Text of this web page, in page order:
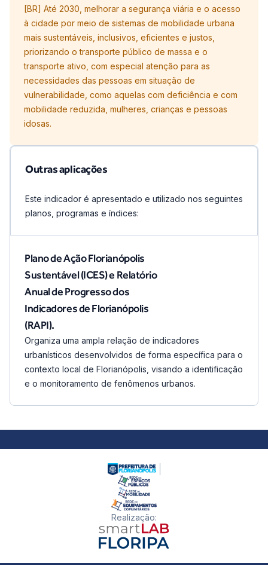
[BR] Até 2030, melhorar a segurança viária e o acesso
à cidade por meio de sistemas de mobilidade urbana
mais sustentáveis, inclusivos, eficientes e justos,
priorizando o transporte público de massa e o
transporte ativo, com especial atenção para as
necessidades das pessoas em situação de
vulnerabilidade, como aquelas com deficiência e com
mobilidade reduzida, mulheres, crianças e pessoas
idosas.
Outras aplicações
Este indicador é apresentado e utilizado nos seguintes
planos, programas e índices:
Plano de Ação Florianópolis
Sustentável (ICES) e Relatório
Anual de Progresso dos
Indicadores de Florianópolis
(RAPI).
Organiza uma ampla relação de indicadores
urbanísticos desenvolvidos de forma específica para o
contexto local de Florianópolis, visando a identificação
e o monitoramento de fenômenos urbanos.
Realização: